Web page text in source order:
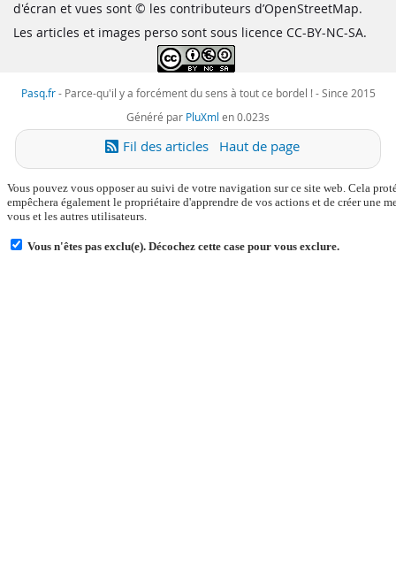
d'écran et vues sont © les contributeurs d’OpenStreetMap.
Les articles et images perso sont sous licence CC-BY-NC-SA.
Pasq.fr- Parce-qu'il y a forcément du sens à tout ce bordel ! - Since 2015
Généré par PluXml en 0.023s
Fil des articles Haut de page